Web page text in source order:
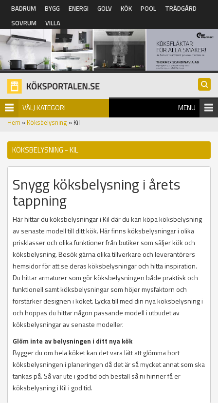
Hoppa till huvudinnehåll
BADRUM BYGG ENERGI GOLV KÖK POOL
TRÄDGÅRD
SOVRUM
VILLA
VÄLJ KATEGORI MENU
Hem » Köksbelysning » Kil
KÖKSBELYSNING - KIL
Snygg köksbelysning i årets
tappning
Här hittar du köksbelysningar i Kil där du kan köpa köksbelysning
av senaste modell till ditt kök. Här finns köksbelysningar i olika
prisklasser och olika funktioner från butiker som säljer kök och
köksbelysning. Besök gärna olika tillverkare och leverantörers
hemsidor för att se deras köksbelysningar och hitta inspiration.
Du hittar armaturer som gör köksbelysningen både praktisk och
funktionell samt köksbelysningar som höjer mysfaktorn och
förstärker designen i köket. Lycka till med din nya köksbelysning i
och hoppas du hittar någon passande modell i utbudet av
köksbelysningar av senaste modeller.
Glöm inte av belysningen i ditt nya kök
Bygger du om hela köket kan det vara lätt att glömma bort
köksbelysningen i planeringen då det är så mycket annat som ska
tänkas på. Så var ute i god tid och beställ så ni hinner få er
köksbelysning i Kil i god tid.